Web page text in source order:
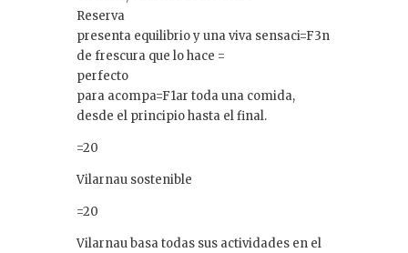
Reserva
presenta equilibrio y una viva sensaci=F3n
de frescura que lo hace =
perfecto
para acompa=F1ar toda una comida,
desde el principio hasta el final.
=20
Vilarnau sostenible
=20
Vilarnau basa todas sus actividades en el